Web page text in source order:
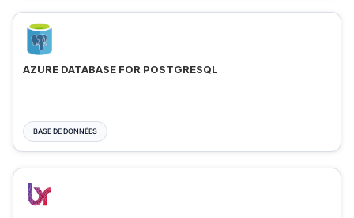
AZURE DATABASE FOR POSTGRESQL
BASE DE DONNÉES